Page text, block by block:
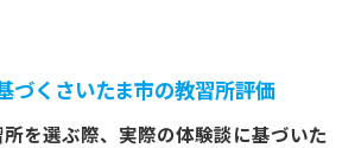
づくさいたま市の教習所評価
を選ぶ際、実際の体験談に基づいた